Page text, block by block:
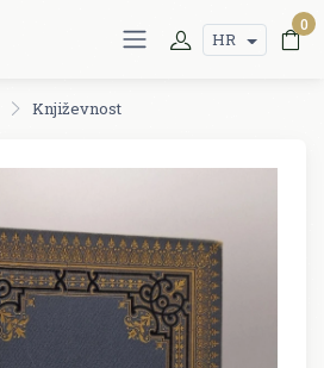
HR
0
Književnost